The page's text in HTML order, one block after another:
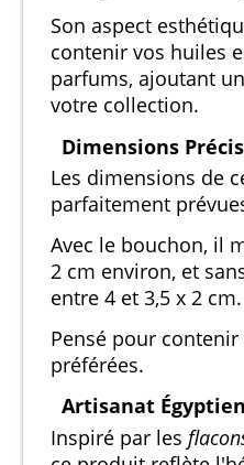
Son aspect
contenir vos huiles
parfums, ajoutant
votre collection.
Dimensions
Les dimensions de
parfaitement
Avec le bouchon, il
2 cm environ, et
entre 4 et 3,5 x 2 cm.
Pensé pour
préférées.
Artisanat
Inspiré par les